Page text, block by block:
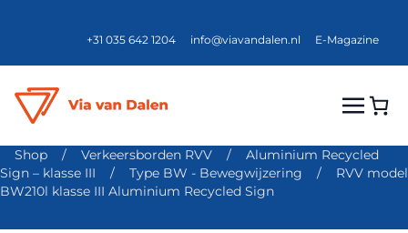
+31 035 642 1204 info@viavandalen.nl E-Magazine
Shop / Verkeersborden RVV /
Aluminium Recycled
Sign – klasse III
/ Type BW - Bewegwijzering /
RVV model
BW210l klasse III Aluminium Recycled Sign